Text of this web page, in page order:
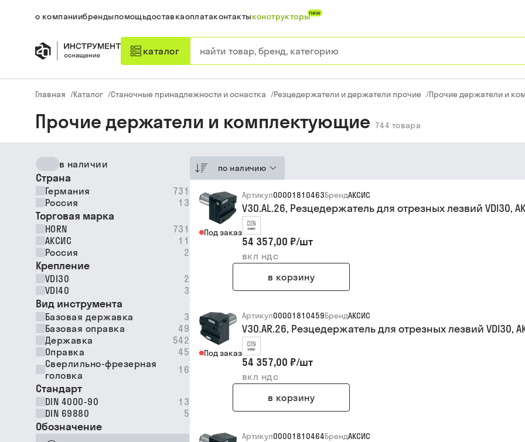
о компаниибрендыпомощьдоставкаоплатаконтактыконструкторыnew
каталог
Главная /Каталог /Станочные принадлежности и оснастка /Резцедержатели и держатели прочие /Прочие держатели и
Прочие держатели и комплектующие 744 товара
в наличии
Страна
Германия
731
Россия
13
Торговая марка
HORN
731
АКСИС
11
Россия
2
Крепление
VDI30
2
VDI40
3
Вид инструмента
Базовая державка
3
Базовая оправка
49
Державка
542
Оправка
45
Сверлильно-фрезерная
головка
16
Стандарт
DIN 4000-90
13
DIN 69880
5
Обозначение
по наличию
Под заказ
Артикул00001810463БрендАКСИС
V30.AL.26, Резцедержатель для отрезных лезвий VDI30,
54 357,00 ₽/шт
вкл ндс
в корзину
Под заказ
Артикул00001810459БрендАКСИС
V30.AR.26, Резцедержатель для отрезных лезвий VDI30,
54 357,00 ₽/шт
вкл ндс
в корзину
Артикул00001810464БрендАКСИС